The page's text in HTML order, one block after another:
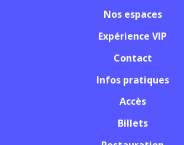
Nos espaces
Expérience VIP
Contact
Infos pratiques
Accès
Billets